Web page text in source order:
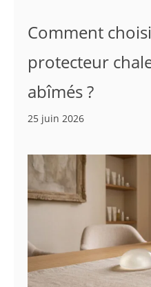
Comment
protecteur
abîmés ?
25 juin 2026